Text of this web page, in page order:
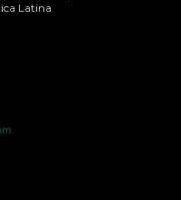
Latina